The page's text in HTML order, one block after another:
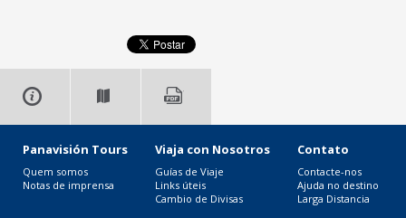
Panavisión Tours
Quem somos
Notas de imprensa
Viaja con Nosotros
Guías de Viaje
Links úteis
Cambio de Divisas
Contato
Contacte-nos
Ajuda no destino
Larga Distancia